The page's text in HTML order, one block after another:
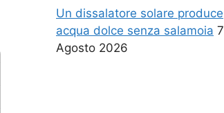
Un dissalatore solare produce
acqua dolce senza salamoia 7
Agosto 2026